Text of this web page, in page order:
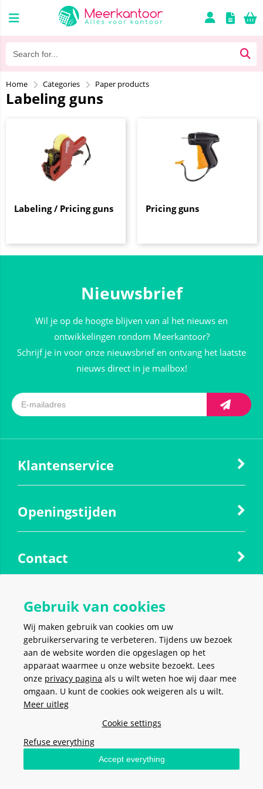
Home Categories Paper products
Labeling guns
Labeling / Pricing guns Pricing guns
Nieuwsbrief
Wil je op de hoogte blijven van al het nieuws en
ontwikkelingen rondom Meerkantoor?
Schrijf je in voor onze nieuwsbrief en ontvang het laatste
nieuws direct in je mailbox!
Klantenservice
Openingstijden
Contact
Social media
VEILIG EN MAKKELIJKBETALEN
-Privacy policy-Cookies
Meerkantoor
Gebruik van cookies
Wij maken gebruik van cookies om uw
gebruikerservaring te verbeteren. Tijdens uw bezoek
aan de website worden die opgeslagen op het
apparaat waarmee u onze website bezoekt. Lees
onze privacy pagina als u wilt weten hoe wij daar mee
omgaan. U kunt de cookies ook weigeren als u wilt.
Meer uitleg
Cookie settings
Refuse everything
Accept everything